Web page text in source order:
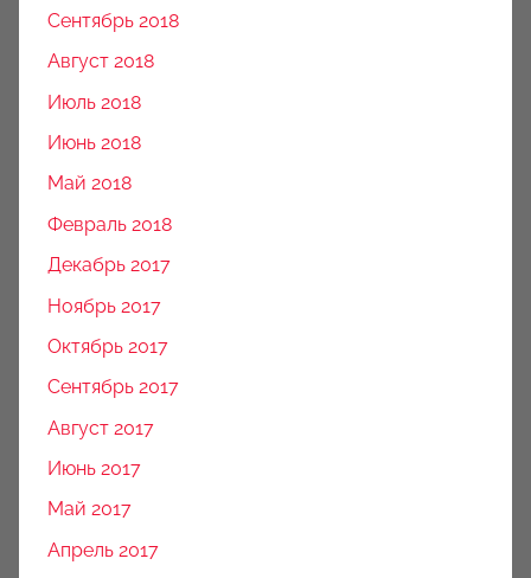
Сентябрь 2018
Август 2018
Июль 2018
Июнь 2018
Май 2018
Февраль 2018
Декабрь 2017
Ноябрь 2017
Октябрь 2017
Сентябрь 2017
Август 2017
Июнь 2017
Май 2017
Апрель 2017